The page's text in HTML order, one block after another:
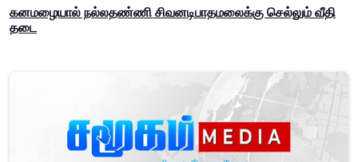
கனமழையால் நல்லதண்ணி சிவனடிபாதமலைக்கு செல்லும் வீதி
தடை